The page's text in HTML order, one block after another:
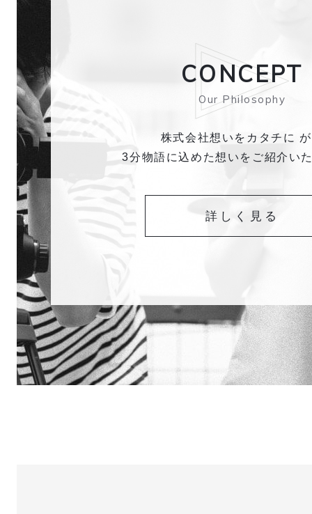
CONCEPT
Our Philosophy
株式会社想いをカタチに
3分物語に込めた想いを ご紹介い
詳しく見る